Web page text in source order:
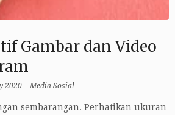
Gambar dan Video
2020 Media Sosial
sembarangan. Perhatikan ukuran